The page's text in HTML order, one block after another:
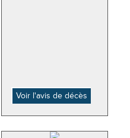
Voir l'avis de décès